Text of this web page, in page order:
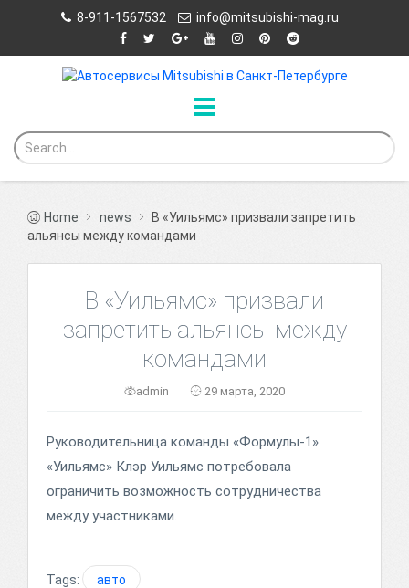
8-911-1567532 info@mitsubishi-mag.ru
Home news
В «Уильямс» призвали запретить
альянсы между командами
В «Уильямс» призвали
запретить альянсы между
командами
admin 29 марта, 2020
Руководительница команды «Формулы-1»
«Уильямс» Клэр Уильямс потребовала
ограничить возможность сотрудничества
между участниками.
Tags: авто